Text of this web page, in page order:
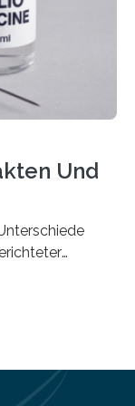
des
Sander-
Und
die
das Virus